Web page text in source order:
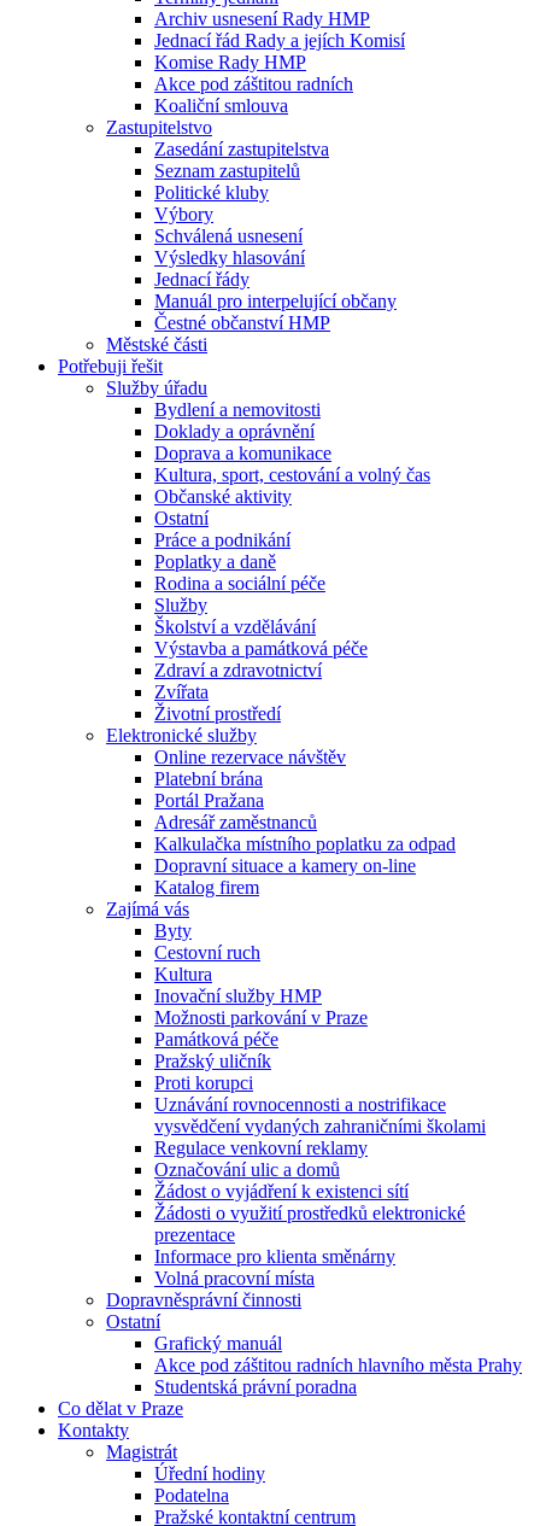
Archiv usnesení Rady HMP
Jednací řád Rady a jejích Komisí
Komise Rady HMP
Akce pod záštitou radních
Koaliční smlouva
Zastupitelstvo
Zasedání zastupitelstva
Seznam zastupitelů
Politické kluby
Výbory
Schválená usnesení
Výsledky hlasování
Jednací řády
Manuál pro interpelující občany
Čestné občanství HMP
Městské části
Potřebuji řešit
Služby úřadu
Bydlení a nemovitosti
Doklady a oprávnění
Doprava a komunikace
Kultura, sport, cestování a volný čas
Občanské aktivity
Ostatní
Práce a podnikání
Poplatky a daně
Rodina a sociální péče
Služby
Školství a vzdělávání
Výstavba a památková péče
Zdraví a zdravotnictví
Zvířata
Životní prostředí
Elektronické služby
Online rezervace návštěv
Platební brána
Portál Pražana
Adresář zaměstnanců
Kalkulačka místního poplatku za odpad
Dopravní situace a kamery on-line
Katalog firem
Zajímá vás
Byty
Cestovní ruch
Kultura
Inovační služby HMP
Možnosti parkování v Praze
Památková péče
Pražský uličník
Proti korupci
Uznávání rovnocennosti a nostrifikace
vysvědčení vydaných zahraničními školami
Regulace venkovní reklamy
Označování ulic a domů
Žádost o vyjádření k existenci sítí
Žádosti o využití prostředků elektronické
prezentace
Informace pro klienta směnárny
Volná pracovní místa
Dopravněsprávní činnosti
Ostatní
Grafický manuál
Akce pod záštitou radních hlavního města Prahy
Studentská právní poradna
Co dělat v Praze
Kontakty
Magistrát
Úřední hodiny
Podatelna
Pražské kontaktní centrum